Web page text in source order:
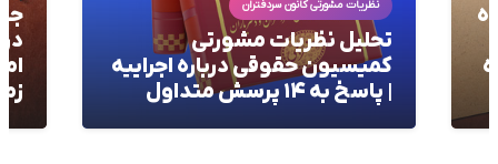
جایگاه دعوای استرداد عوضین
در قانون الزام به ثبت رسمی
اموال غیرمنقول: بدون مرور
زمان!